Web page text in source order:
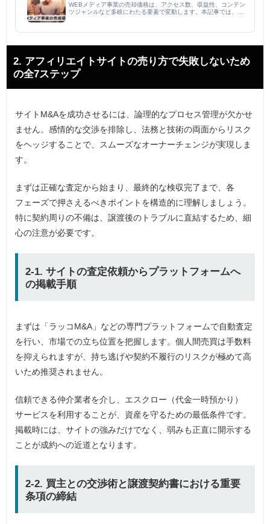
コラム
WEBメディア事業の売却価格は、アクセス数、収益性、コンテン
ツジャンルなど多岐にわたる要素で変動します。本記事では、各
功事...
2. アフィリエイトサイトの売り方で失敗しないため
の全7ステップ
サイトM&Aを成功させるには、論理的なプロセス管理が欠かせ
ません。感情的な交渉を排除し、法務と技術の両面からリスク
をヘッジすることで、スムーズなオーナーチェンジが実現しま
す。
まずは正確な査定から始まり、最終的な検収完了まで、各
フェーズで押さえるべきポイントを構造的に理解しましょう。
特に契約周りの不備は、譲渡後のトラブルに直結するため、細
心の注意が必要です。
2-1. サイトの査定依頼からプラットフォームへ
の掲載手順
まずは「ラッコM&A」などの専門プラットフォームで自動査定
を行い、市場での立ち位置を把握します。個人間売買は手数料
を抑えられますが、持ち逃げや契約不履行のリスクが極めて高
いため推奨されません。
信頼できる仲介業者を介し、エスクロー（代金一時預かり）
サービスを利用することが、資産を守るための最低条件です。
掲載時には、サイトの強みだけでなく、弱みも正直に開示する
ことが成約への近道となります。
2-2. 買主との交渉術と譲渡契約書における重要
条項の締結